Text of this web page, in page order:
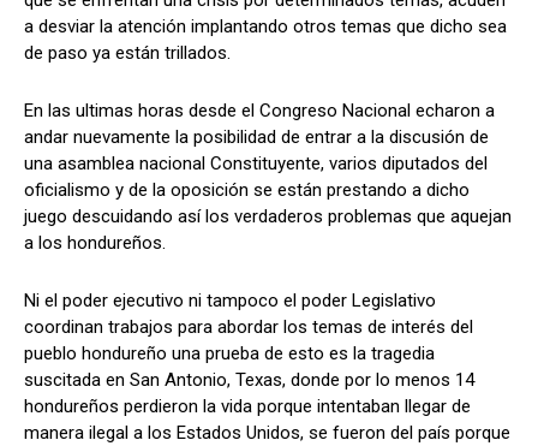
Comparta
Facebook
Síganos
Comparta
Facebook
Síganos
a desviar la atención implantando otros temas que dicho sea
de paso ya están trillados.
En las ultimas horas desde el Congreso Nacional echaron a
andar nuevamente la posibilidad de entrar a la discusión de
una asamblea nacional Constituyente, varios diputados del
oficialismo y de la oposición se están prestando a dicho
juego descuidando así los verdaderos problemas que aquejan
a los hondureños.
Ni el poder ejecutivo ni tampoco el poder Legislativo
coordinan trabajos para abordar los temas de interés del
pueblo hondureño una prueba de esto es la tragedia
suscitada en San Antonio, Texas, donde por lo menos 14
hondureños perdieron la vida porque intentaban llegar de
manera ilegal a los Estados Unidos, se fueron del país porque